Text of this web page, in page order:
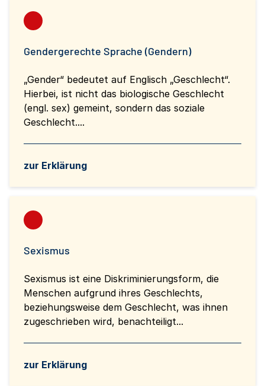
Gendergerechte Sprache (Gendern)
„Gender“ bedeutet auf Englisch „Geschlecht“.
Hierbei, ist nicht das biologische Geschlecht
(engl. sex) gemeint, sondern das soziale
Geschlecht....
zur Erklärung
Sexismus
Sexismus ist eine Diskriminierungsform, die
Menschen aufgrund ihres Geschlechts,
beziehungsweise dem Geschlecht, was ihnen
zugeschrieben wird, benachteiligt...
zur Erklärung